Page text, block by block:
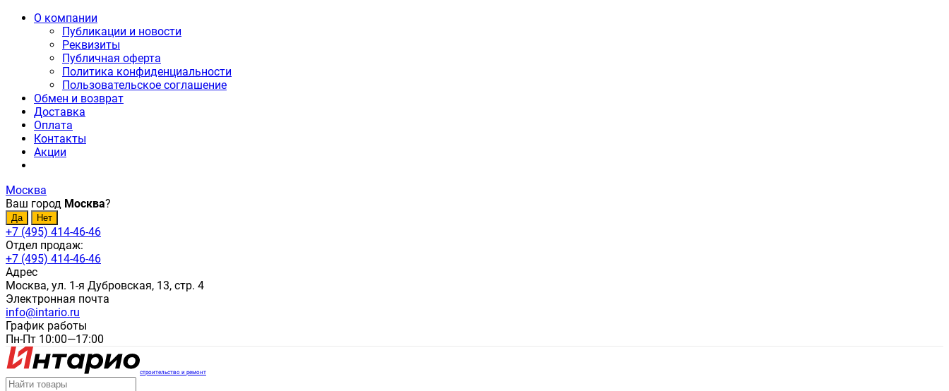
О компании
Публикации и новости
Реквизиты
Публичная оферта
Политика конфиденциальности
Пользовательское соглашение
Обмен и возврат
Доставка
Оплата
Контакты
Акции
Москва
Ваш город Москва?
+7 (495) 414-46-46
Отдел продаж:
+7 (495) 414-46-46
Адрес
Москва, ул. 1-я Дубровская, 13, стр. 4
Электронная почта
info@intario.ru
График работы
Пн-Пт 10:00—17:00
строительство и ремонт